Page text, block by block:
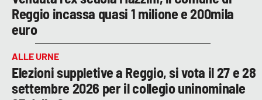
Reggio incassa quasi 1 milione e 200mila
euro
ALLE URNE
Elezioni suppletive a Reggio, si vota il 27 e 28
settembre 2026 per il collegio uninominale